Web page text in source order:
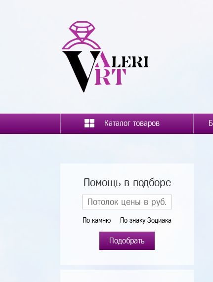
Каталог товаров
Помощь в подборе
По камню По знаку Зодиака
Подобрать